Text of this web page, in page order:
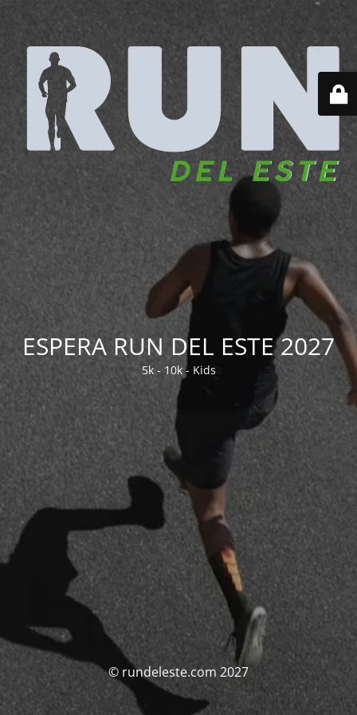
ESPERA RUN DEL ESTE 2027
5k - 10k - Kids
© rundeleste.com 2027